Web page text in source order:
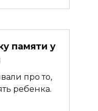
памяти у
про то,
ребенка.